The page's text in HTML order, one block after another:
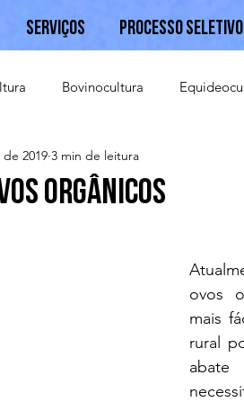
Serviços Processo Seletivo
Bovinocultura
Caprinocultura
orgânicos
de 2019 3 min de leitura
ovos
mais
rural
abate